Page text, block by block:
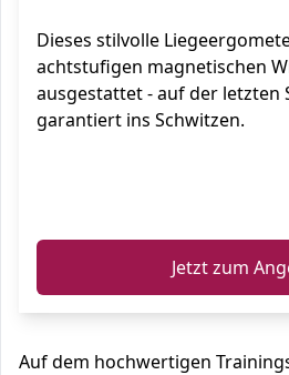
Dieses stilvolle
achtstufigen magnetischen
ausgestattet - auf der letzten
garantiert ins Schwitzen.
Jetzt zum
Auf dem hochwertigen